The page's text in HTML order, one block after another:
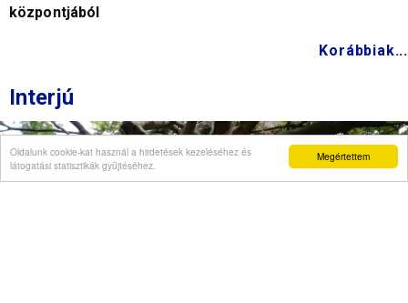
Megértettem
Oldalunk cookie-kat használ a hirdetések kezeléséhez és
látogatási statisztikák gyűjtéséhez.
központjából
Korábbiak...
Interjú